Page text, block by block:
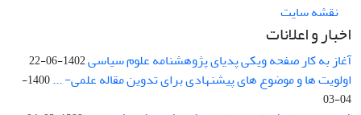
نقشه سایت
اخبار و اعلانات
آغاز به کار صفحه ویکی پدیای پژوهشنامه علوم سیاسی1402-06-22
اولویت ها و موضوع های پیشنهادی برای تدوین مقاله علمی- ...
1400-
04-03